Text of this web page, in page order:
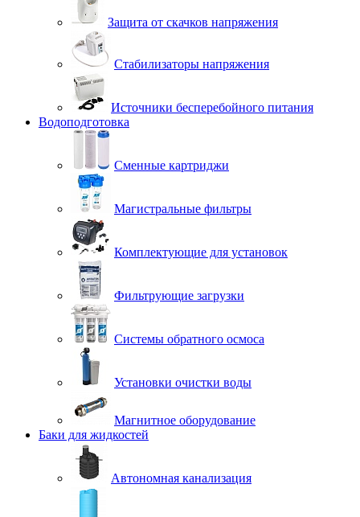
Защита от скачков напряжения
Стабилизаторы напряжения
Источники бесперебойного питания
Водоподготовка
Сменные картриджи
Магистральные фильтры
Комплектующие для установок
Фильтрующие загрузки
Системы обратного осмоса
Установки очистки воды
Магнитное оборудование
Баки для жидкостей
Автономная канализация